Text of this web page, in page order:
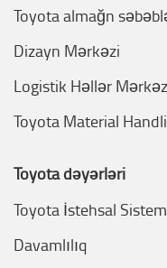
Toyota almağn
Dizayn Mərkəzi
Logistik Həllər
Toyota Material
Toyota dəyərləri
Toyota İstehsal
Davamlılıq